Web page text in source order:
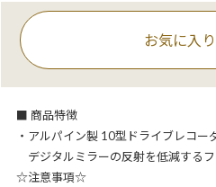
お気に入
■ 商品特徴
・アルパイン製 10型ドライブレコー
デジタルミラーの反射を低減するフ
☆注意事項☆